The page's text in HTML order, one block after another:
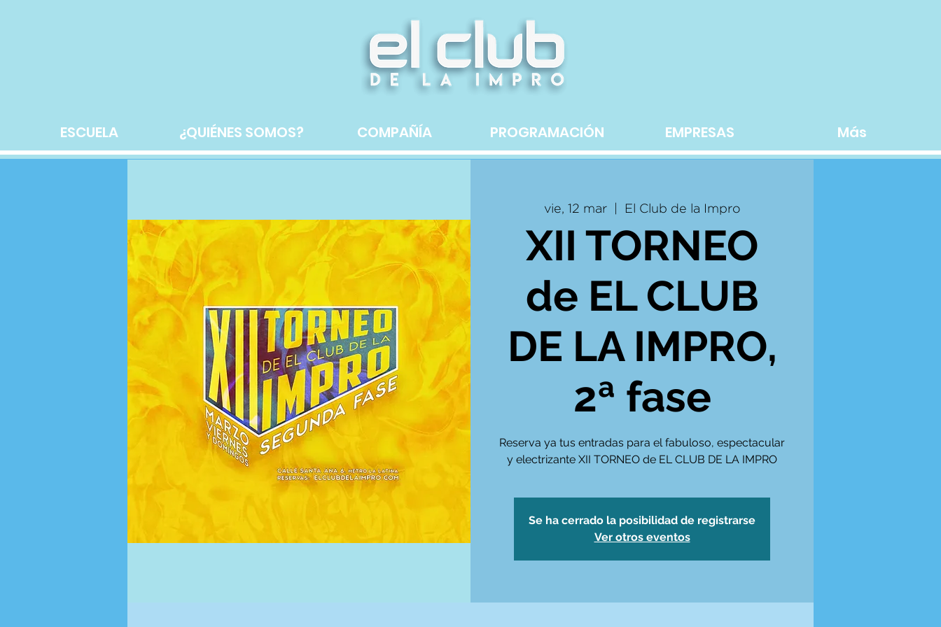
ESCUELA ¿QUIÉNES SOMOS? COMPAÑÍA PROGRAMACIÓN EMPRESAS Más
vie, 12 mar
  |
El Club de la Impro
XII TORNEO
de EL CLUB
DE LA IMPRO,
2ª fase
Reserva ya tus entradas para el fabuloso, espectacular
y electrizante XII TORNEO de EL CLUB DE LA IMPRO
Se ha cerrado la posibilidad de registrarse
Ver otros eventos